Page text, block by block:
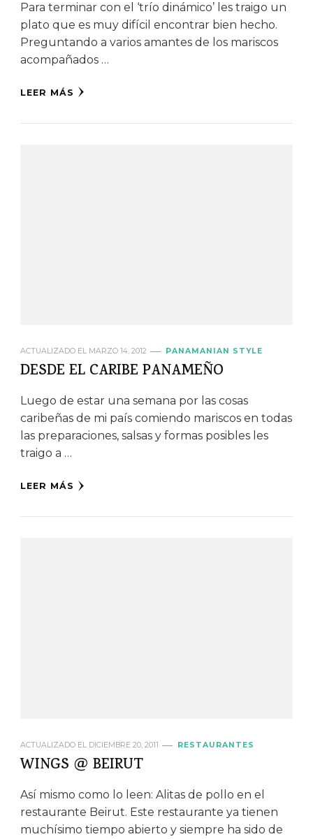
Para terminar con el ‘trío dinámico’ les traigo un
plato que es muy difícil encontrar bien hecho.
Preguntando a varios amantes de los mariscos
acompañados …
LEER MÁS
ACTUALIZADO EL MARZO 14, 2012 PANAMANIAN STYLE
DESDE EL CARIBE PANAMEÑO
Luego de estar una semana por las cosas
caribeñas de mi país comiendo mariscos en todas
las preparaciones, salsas y formas posibles les
traigo a …
LEER MÁS
ACTUALIZADO EL DICIEMBRE 20, 2011 RESTAURANTES
WINGS @ BEIRUT
Así mismo como lo leen: Alitas de pollo en el
restaurante Beirut. Este restaurante ya tienen
muchísimo tiempo abierto y siempre ha sido de